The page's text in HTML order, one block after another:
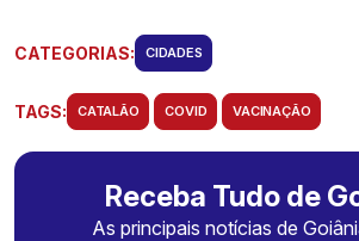
CATEGORIAS: CIDADES
TAGS: CATALÃO COVID VACINAÇÃO
Receba Tudo de
As principais notícias de